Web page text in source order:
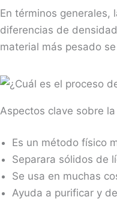
En términos generales,
diferencias de
material más pesado
Aspectos clave sobre
Es un método físico
Separara sólidos de
Se usa en muchas
Ayuda a purificar y